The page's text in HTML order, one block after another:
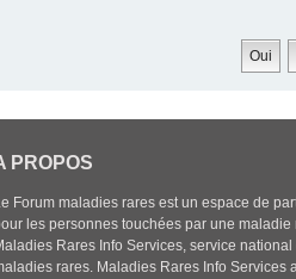
PROPOS
Forum maladies rares est un espace de
les personnes touchées par une
Rares Info Services, service
rares. Maladies Rares Info Services